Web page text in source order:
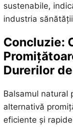
sustenabile,
industria
Concluzie:
Durerilor
Balsamul natural
alternativă
eficiente și